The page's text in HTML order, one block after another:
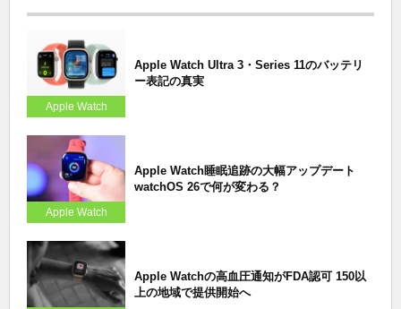
Apple Watch
Apple Watch Ultra 3・Series 11のバッテリ
ー表記の真実
Apple Watch
Apple Watch睡眠追跡の大幅アップデート
watchOS 26で何が変わる？
Apple Watchの高血圧通知がFDA認可 150以
上の地域で提供開始へ